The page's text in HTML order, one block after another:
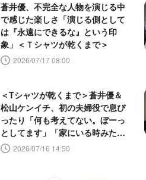
蒼井優、不完全な人物を演じる中
で感じた楽しさ「演じる側として
は『永遠にできるな』という印
象」＜Ｔシャツが乾くまで＞
2026/07/17 08:00
＜Tシャツが乾くまで＞蒼井優＆
松山ケンイチ、初の夫婦役で息ぴ
ったり「何も考えてない。ぼーっ
としてます」「家にいる時みたい
な感じ」
2026/07/16 14:50